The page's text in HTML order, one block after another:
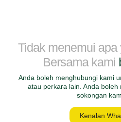
Tidak menemui
Bersama kami
Anda boleh menghubungi kami
atau perkara lain. Anda boleh
sokongan
Kenalan